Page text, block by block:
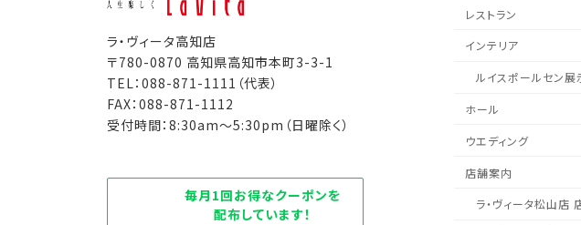
ラ・ヴィータ高知店
〒780-0870 高知県高知市本町3-3-1
TEL：088-871-1111（代表）
FAX：088-871-1112
受付時間：8:30am～5:30pm（日曜除く）
毎月1回お得なクーポンを
配布しています！
レストラン
インテリア
ルイスポールセン展
ホール
ウエディング
店舗案内
ラ・ヴィータ松山店